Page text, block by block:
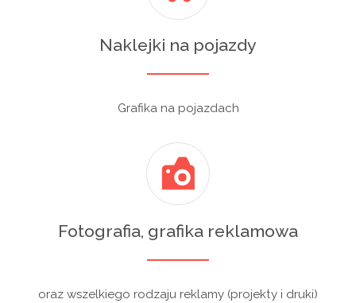
Naklejki na pojazdy
Grafika na pojazdach
Fotografia, grafika reklamowa
oraz wszelkiego rodzaju reklamy (projekty i druki)